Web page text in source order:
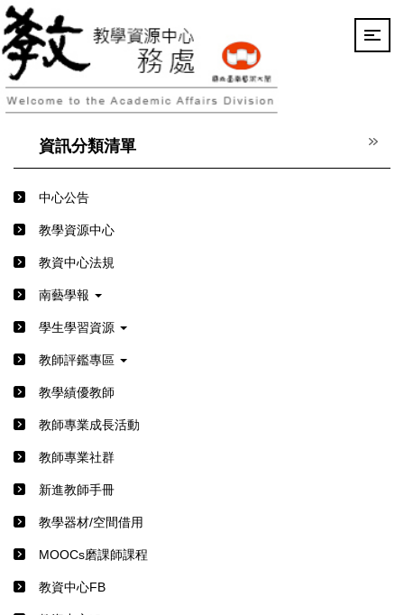
跳
到
主
要
內
容
資訊分類清單
中心公告
教學資源中心
教資中心法規
南藝學報
學生學習資源
教師評鑑專區
教學績優教師
教師專業成長活動
教師專業社群
新進教師手冊
教學器材/空間借用
MOOCs磨課師課程
教資中心FB